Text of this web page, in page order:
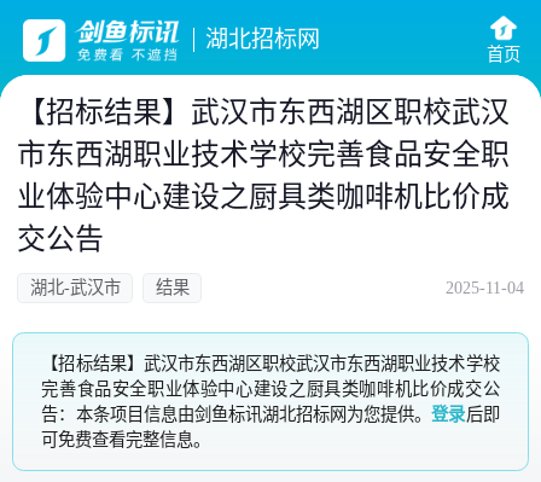
湖北招标网
首页
【招标结果】武汉市东西湖区职校武汉
市东西湖职业技术学校完善食品安全职
业体验中心建设之厨具类咖啡机比价成
交公告
湖北-武汉市 结果 2025-11-04
【招标结果】武汉市东西湖区职校武汉市东西湖职业技术学校
完善食品安全职业体验中心建设之厨具类咖啡机比价成交公
告：本条项目信息由剑鱼标讯湖北招标网为您提供。登录后即
可免费查看完整信息。